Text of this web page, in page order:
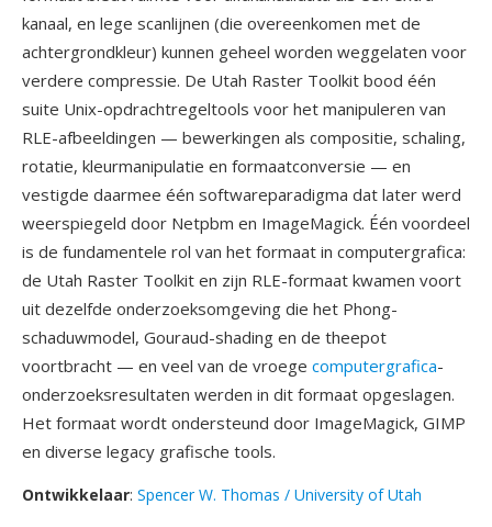
kanaal, en lege scanlijnen (die overeenkomen met de
achtergrondkleur) kunnen geheel worden weggelaten voor
verdere compressie. De Utah Raster Toolkit bood één
suite Unix-opdrachtregeltools voor het manipuleren van
RLE-afbeeldingen — bewerkingen als compositie, schaling,
rotatie, kleurmanipulatie en formaatconversie — en
vestigde daarmee één softwareparadigma dat later werd
weerspiegeld door Netpbm en ImageMagick. Één voordeel
is de fundamentele rol van het formaat in computergrafica:
de Utah Raster Toolkit en zijn RLE-formaat kwamen voort
uit dezelfde onderzoeksomgeving die het Phong-
schaduwmodel, Gouraud-shading en de theepot
voortbracht — en veel van de vroege computergrafica-
onderzoeksresultaten werden in dit formaat opgeslagen.
Het formaat wordt ondersteund door ImageMagick, GIMP
en diverse legacy grafische tools.
Ontwikkelaar: Spencer W. Thomas / University of Utah